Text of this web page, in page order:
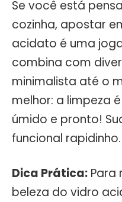
Se você está
cozinha, apostar
acidato é uma
combina com
minimalista até o
melhor: a limpeza
úmido e pronto!
funcional rapidinho.
Dica Prática: Para
beleza do vidro